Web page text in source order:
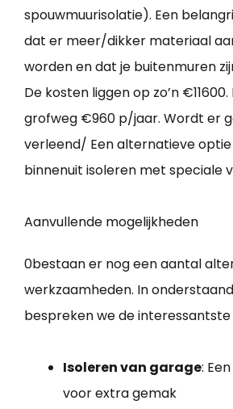
spouwmuurisolatie). Een
dat er meer/dikker materiaal
worden en dat je buitenmuren
De kosten liggen op zo’n
grofweg €960 p/jaar. Wordt er
verleend/ Een alternatieve
binnenuit isoleren met speciale
Aanvullende mogelijkheden
0bestaan er nog een aantal
werkzaamheden. In
bespreken we de
Isoleren van garage:
voor extra gemak